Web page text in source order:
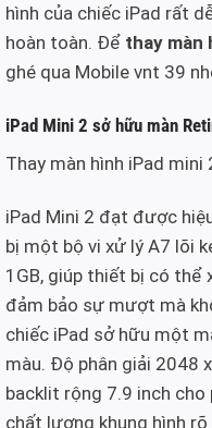
hình của chiếc iPad rất
hoàn toàn. Để thay màn
ghé qua Mobile vnt 39
iPad Mini 2 sở hữu màn
Thay màn hình iPad mini
iPad Mini 2 đạt được
bị một bộ vi xử lý A7 lõi
1GB, giúp thiết bị có
đảm bảo sự mượt mà
chiếc iPad sở hữu một
màu. Độ phân giải 2048
backlit rộng 7.9 inch
chất lượng khung hình